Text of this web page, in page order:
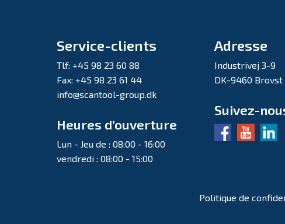
Service-clients
Tlf: +45 98 23 60 88
Fax: +45 98 23 61 44
info@scantool-group.dk
Heures d’ouverture
Lun - Jeu de : 08:00 - 16:00
vendredi : 08:00 - 15:00
Adresse
Industrivej 3-9
DK-9460 Brovst
Suivez-
Politique de